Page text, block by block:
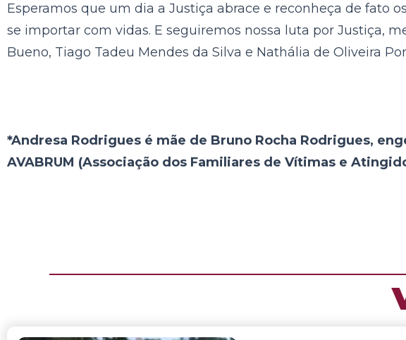
Esperamos que um dia a Justiça abrace e reconheça de fato
se importar com vidas. E seguiremos nossa luta por Justiça,
Bueno, Tiago Tadeu Mendes da Silva e Nathália de Oliveira
*Andresa Rodrigues é mãe de Bruno Rocha Rodrigues,
AVABRUM (Associação dos Familiares de Vítimas e